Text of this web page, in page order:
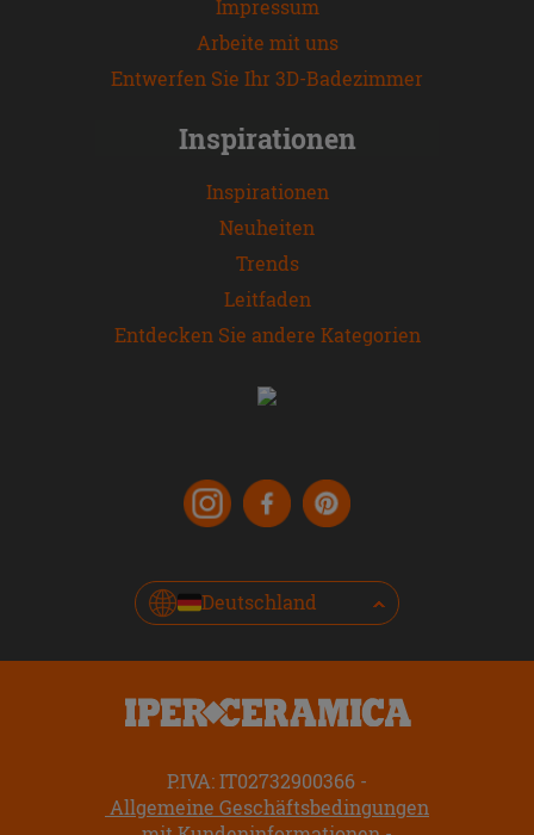
Impressum
Arbeite mit uns
Entwerfen Sie Ihr 3D-Badezimmer
Inspirationen
Inspirationen
Neuheiten
Trends
Leitfaden
Entdecken Sie andere Kategorien
Deutschland
P.IVA: IT02732900366
Allgemeine Geschäftsbedingungen